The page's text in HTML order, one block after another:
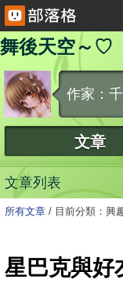
舞後天空～♡
作家：
文章
文章列表
所有文章 / 目前分類：興
星巴克與好